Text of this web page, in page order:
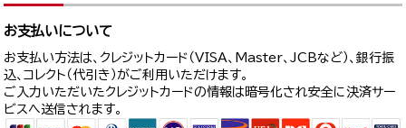
お支払いについて
お支払い方法は、クレジットカード（VISA、Master、JCBなど）、銀行振
込、コレクト（代引き）がご利用いただけます。
ご入力いただいたクレジットカードの情報は暗号化され安全に決済サー
ビスへ送信されます。